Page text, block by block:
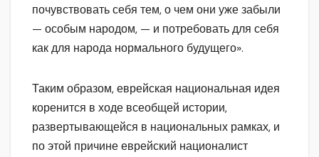
почувствовать себя тем, о чем они уже забыли
— особым народом, — и потребовать для себя
как для народа нормального будущего».
Таким образом, еврейская национальная идея
коренится в ходе всеобщей истории,
развертывающейся в национальных рамках, и
по этой причине еврейский националист